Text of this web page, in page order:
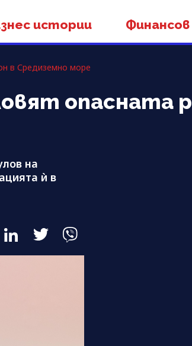
истории Финансов
в Средиземно море
опасната
на
ѝ в